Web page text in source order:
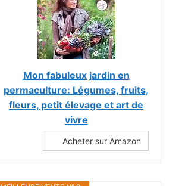
Mon fabuleux jardin en
permaculture: Légumes, fruits,
fleurs, petit élevage et art de
vivre
Acheter sur Amazon